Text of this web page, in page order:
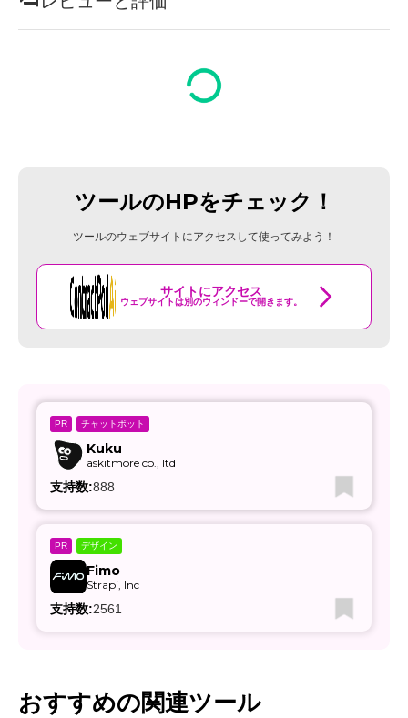
ツールのHPをチェック！
ツールのウェブサイトにアクセスして使ってみよう！
サイトにアクセス
ウェブサイトは別のウィンドーで開きます。
PR チャットボット
Kuku
askitmore co., ltd
支持数:888
PR デザイン
Fimo
Strapi, Inc
支持数:2561
おすすめの関連ツール